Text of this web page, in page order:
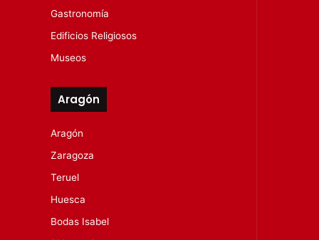
Gastronomía
Edificios Religiosos
Museos
Aragón
Aragón
Zaragoza
Teruel
Huesca
Bodas Isabel